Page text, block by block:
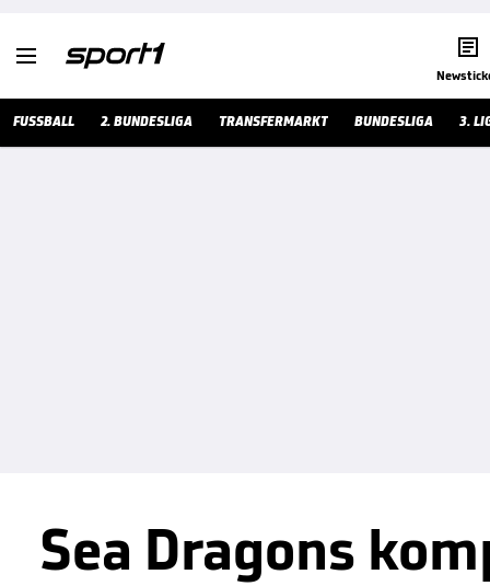
 
FUSSBALL 2. BUNDESLIGA TRANSFERMARKT BUNDESLIGA 3.
Sea Dragons